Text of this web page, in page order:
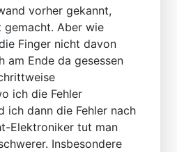
vorher gekannt,
Aber wie
Finger nicht davon
am Ende da gesessen
ich die Fehler
ich dann die Fehler nach
Elektroniker tut man
Insbesondere